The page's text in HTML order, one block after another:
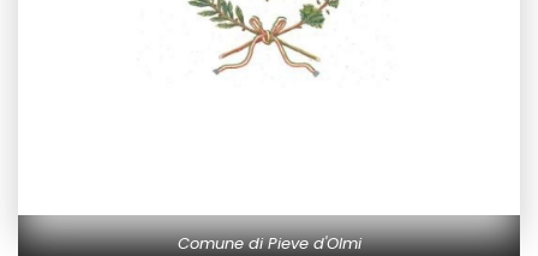
Comune di Pieve d'Olmi